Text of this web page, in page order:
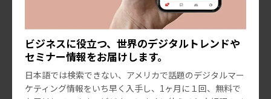
ビジネスに役立つ、世界のデジタルトレンドや
セミナー情報をお届けします。
日本語では検索できない、アメリカで話題のデジタルマー
ケティング情報をいち早く入手し、1ヶ月に１回、無料で
去と比較して最大級に高まっています。食品業界では顕
著であり、スナック類は非常に人気があります。特にオ
ンラインでコンテンツを発信する若者たちに受け入れら
れています。友達と一緒に楽しむ喜びもあり、珍しい日
本のスナックを食べる体験を共有しています。